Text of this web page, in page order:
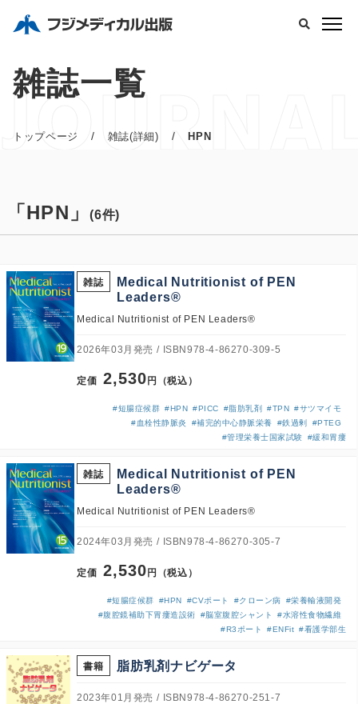
雑誌一覧
トップページ / 雑誌(詳細) / HPN
「HPN」 (6件)
雑誌
Medical Nutritionist of PEN
Leaders®
Medical Nutritionist of PEN Leaders®
2026年03月発売 ISBN978-4-86270-309-5
定価 2,530 円（税込）
#短腸症候群 #HPN #PICC #脂肪乳剤 #TPN #サツマイモ
#血栓性静脈炎
#補完的中心静脈栄養 #鉄過剰
#PTEG
#管理栄養士国家試験
#緩和胃瘻
雑誌
Medical Nutritionist of PEN
Leaders®
Medical Nutritionist of PEN Leaders®
2024年03月発売 ISBN978-4-86270-305-7
定価 2,530 円（税込）
#短腸症候群 #HPN #CVポート #クローン病
#栄養輸液開発
#腹腔鏡補助下胃瘻造設術
#脳室腹腔シャント
#水溶性食物繊維
#R3ポート
#ENFit #看護学部生
書籍 脂肪乳剤ナビゲータ
2023年01月発売 ISBN978-4-86270-251-7